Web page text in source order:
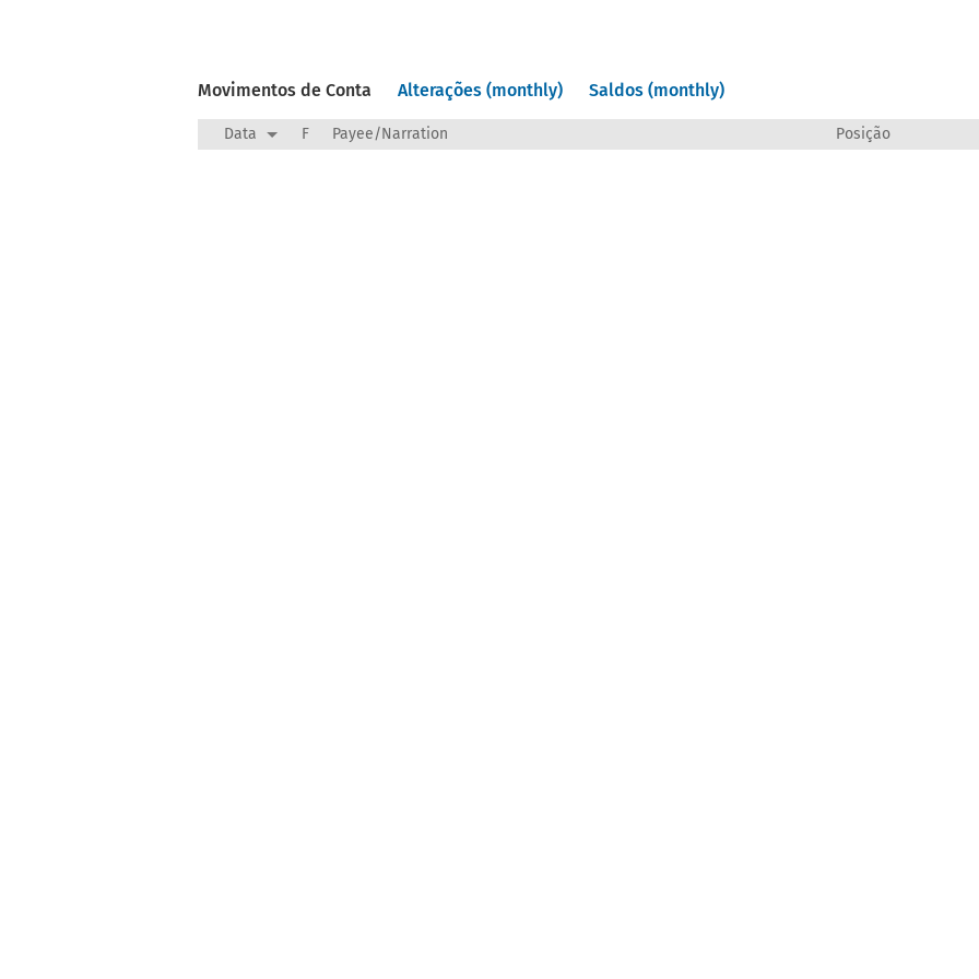
Movimentos de Conta Alterações (monthly) Saldos (monthly)
Data F Payee/Narration Posição